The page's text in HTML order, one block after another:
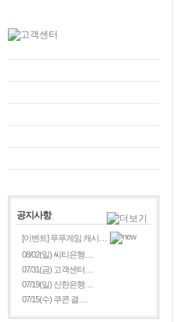
공지사항
[이벤트] 푸푸게임 캐시…
08/02(일) 씨티은행…
07/31(금) 고객센터…
07/19(일) 신한은행…
07/15(수) 쿠콘 결…